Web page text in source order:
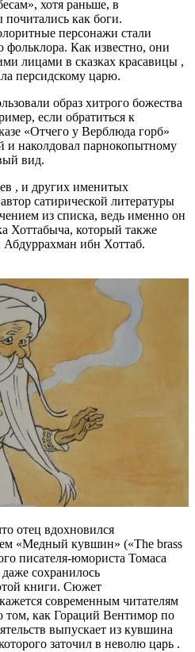
хотя раньше, в
как боги.
персонажи стали
фольклора. Как известно, они
лицами в сказках красавицы ,
персидскому царю.
образ хитрого божества
если обратиться к
«Отчего у Верблюда горб»
наколдовал парнокопытному
вид.
, и других именитых
сатирической литературы
из списка, ведь именно он
Хоттабыча, который также
Абдуррахман ибн Хоттаб.
отец вдохновился
«Медный кувшин» («The brass
писателя-юмориста Томаса
сохранилось
книги. Сюжет
современным читателям
том, как Гораций Вентимор по
выпускает из кувшина
заточил в неволю царь .